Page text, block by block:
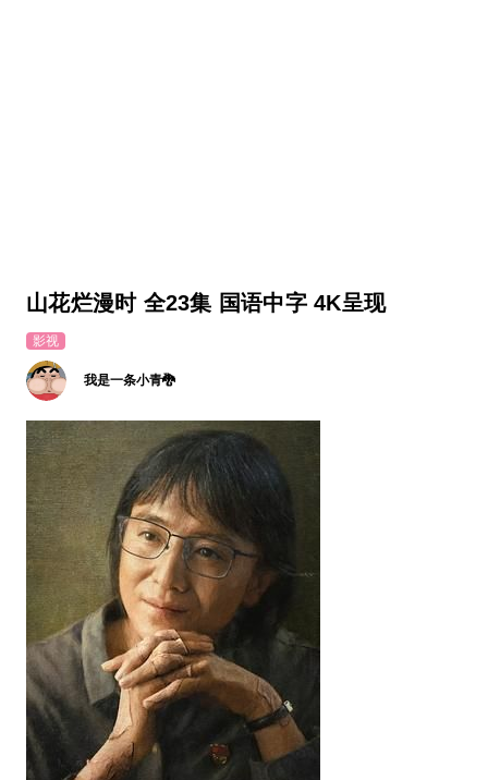
山花烂漫时 全23集 国语中字 4K呈现
影视
我是一条小青🐉